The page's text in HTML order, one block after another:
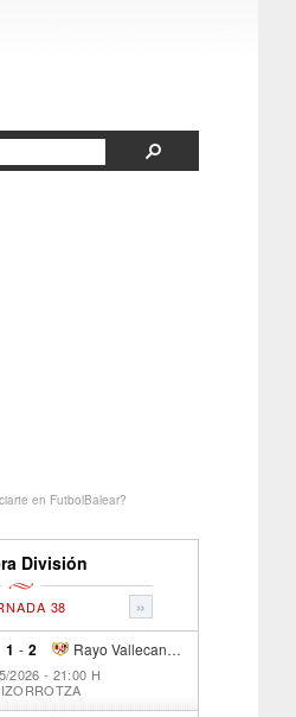
en FutbolBalear?
División
»
38
1 - Rayo Vallecano de Madrid
2
2026 - 21:00 H